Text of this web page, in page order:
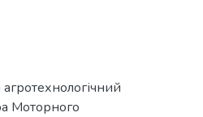
Моторного